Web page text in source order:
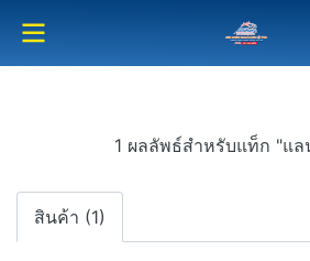
1 ผลลัพธ์สำหรับแท็ก "แ
สินค้า (1)